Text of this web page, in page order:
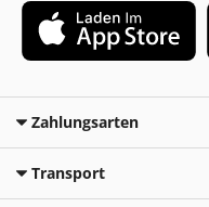
Zahlungsarten
Transport